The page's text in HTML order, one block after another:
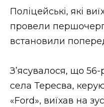
ЗАКАРПАТСЬКІ
ФОТО
Поліцейські, які
провели
встановили
З’ясувалося, що
села Тересва,
«Ford», виїхав на